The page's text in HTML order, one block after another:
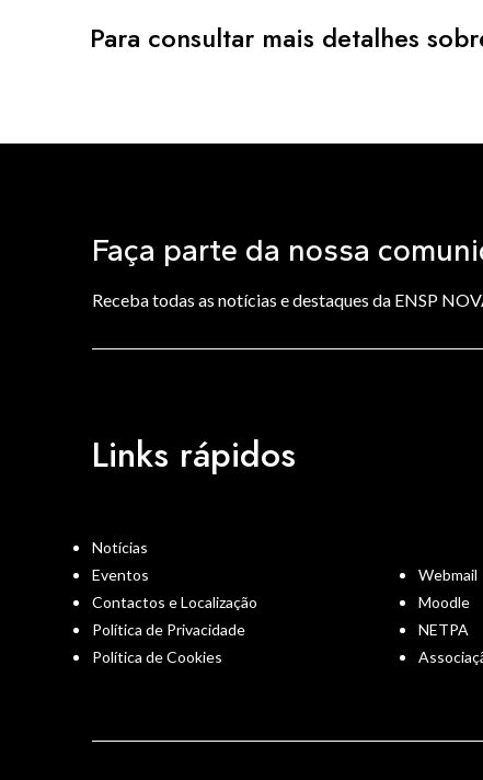
Para consultar mais detalhes
Faça parte da nossa
Receba todas as notícias e destaques da ENSP
Links rápidos
Notícias
Eventos
Contactos e Localização
Política de Privacidade
Política de Cookies
Webmail
Moodle
NETPA